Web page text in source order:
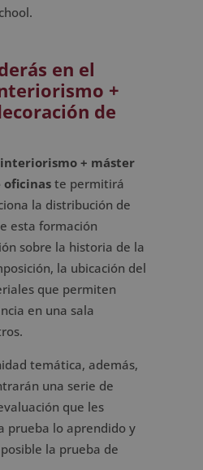
en el
+
de
+ máster
oficinaste permitirá
la distribución de
esta formación
sobre la historia de la
la ubicación del
que permiten
en una sala
temática, además,
una serie de
que les
prueba lo aprendido y
la prueba de